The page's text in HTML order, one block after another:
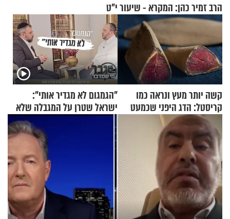
הרב זמיר כהן: המקרא - שיעור י"ט
קשה יותר מעץ ונראה כמו
קריסטל: הדג היפני שכמעט
בלתי אפשרי לחתוך
"הגמגום לא מגדיר אותי":
ישראל שטרן על המגבלה שלא
עוצרת אותו